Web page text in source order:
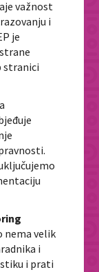
važnost
i
je
stranici
nema velik
i
i prati